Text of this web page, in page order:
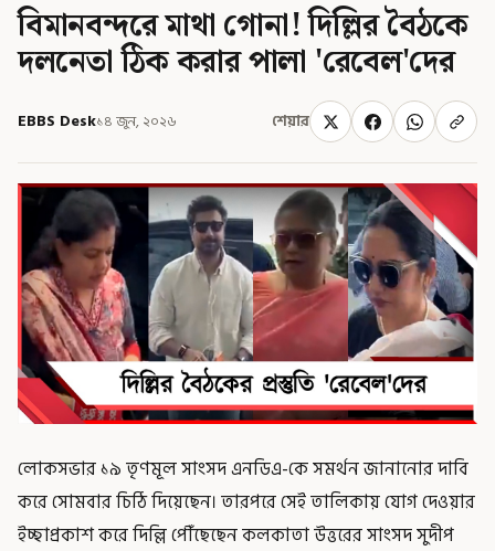
বিমানবন্দরে মাথা গোনা! দিল্লির বৈঠকে
দলনেতা ঠিক করার পালা 'রেবেল'দের
EBBS Desk১৪ জুন, ২০২৬ শেয়ার
লোকসভার ১৯ তৃণমূল সাংসদ এনডিএ-কে সমর্থন জানানোর দাবি
করে সোমবার চিঠি দিয়েছেন। তারপরে সেই তালিকায় যোগ দেওয়ার
ইচ্ছাপ্রকাশ করে দিল্লি পৌঁছেছেন কলকাতা উত্তরের সাংসদ সুদীপ